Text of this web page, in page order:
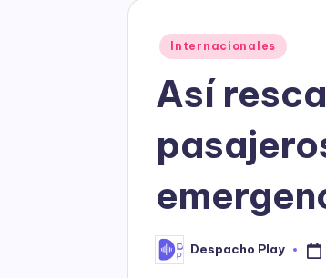
Posted
Internacionales
Así
Posted
by
Despacho Play